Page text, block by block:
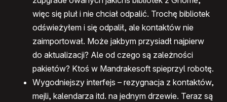
więc się pluł i nie chciał odpalić. Trochę bibliotek
odświeżyłem i się odpalił, ale kontaktów nie
zaimportował. Może jakbym przysiadł najpierw
do aktualizacji? Ale od czego są zależności
pakietów? Ktoś w Mandrakesoft spieprzyl robotę.
Wygodniejszy interfejs – rezygnacja z kontaktów,
mejli, kalendarza itd. na jednym drzewie. Teraz są